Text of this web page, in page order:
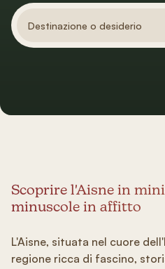
Destinazione o desiderio
Scoprire l'Aisne in
minuscole in affitto
L'Aisne, situata nel cuore
regione ricca di fascino,